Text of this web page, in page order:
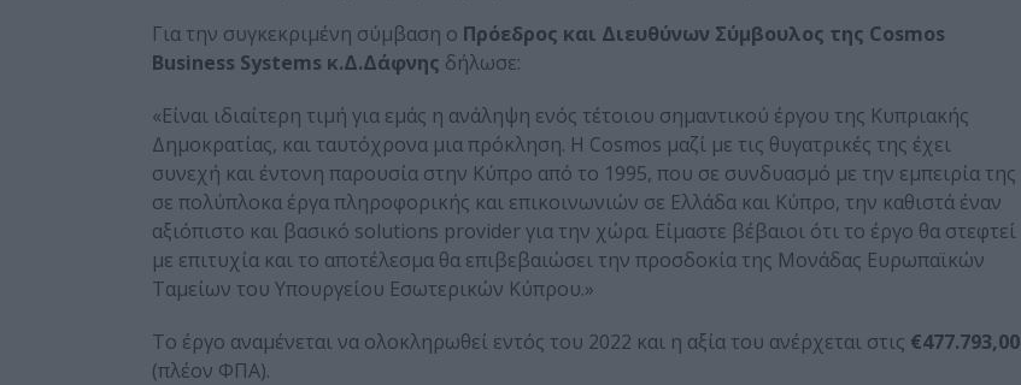
Για την συγκεκριμένη σύμβαση ο Πρόεδρος και Διευθύνων Σύμβουλος της Cosmos
Business Systems κ.Δ.Δάφνης δήλωσε:
«Είναι ιδιαίτερη τιμή για εμάς η ανάληψη ενός τέτοιου σημαντικού έργου της Κυπριακής
Δημοκρατίας, και ταυτόχρονα μια πρόκληση. Η Cosmos μαζί με τις θυγατρικές της έχει
συνεχή και έντονη παρουσία στην Κύπρο από το 1995, που σε συνδυασμό με την εμπειρία της
σε πολύπλοκα έργα πληροφορικής και επικοινωνιών σε Ελλάδα και Κύπρο, την καθιστά έναν
αξιόπιστο και βασικό solutions provider για την χώρα. Είμαστε βέβαιοι ότι το έργο θα στεφτεί
με επιτυχία και το αποτέλεσμα θα επιβεβαιώσει την προσδοκία της Μονάδας Ευρωπαϊκών
Ταμείων του Υπουργείου Εσωτερικών Κύπρου.»
Το έργο αναμένεται να ολοκληρωθεί εντός του 2022 και η αξία του ανέρχεται στις €477.793,00
(πλέον ΦΠΑ).